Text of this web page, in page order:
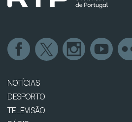
NOTÍCIAS
DESPORTO
TELEVISÃO